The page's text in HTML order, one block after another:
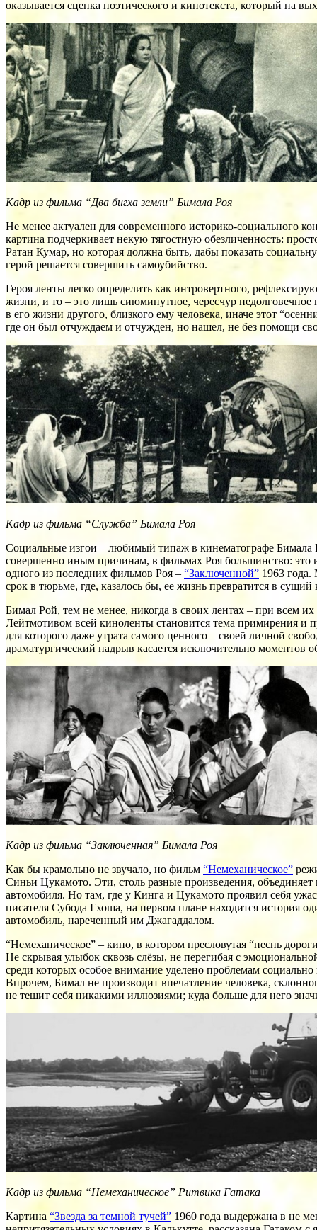
оказывается сцепка поэтического и кинотекста, который на
Кадр из фильма “Два бигха земли” Бимала Роя
Не менее актуален для современного историко-социального
картина подчеркивает некую тягостную обезличенность:
Ратан Кумар, но которая должна быть, дабы показать
герой решается совершить самоубийство.
Героя ленты легко определить как интровертного,
жизни, и то – это лишь сиюминутное, чересчур недолговечное
в его жизни другого, близкого ему человека, иначе этот
где он был отчуждаем и отчужден, но нашел, не без помощи
Кадр из фильма “Служба” Бимала Роя
Социальные изгои – любимый типаж в кинематографе Бимала
совершенно иным причинам, в фильмах Роя большинство: это
одного из последних фильмов Роя – “Заключенной” 1963
срок в тюрьме, где, казалось бы, ее жизнь превратится в
Бимал Рой, тем не менее, никогда в своих лентах – при всем
Лейтмотивом всей киноленты становится тема примирения и
для которого даже утрата самого ценного – своей личной
драматургический надрыв касается исключительно
Кадр из фильма “Заключенная” Бимала Роя
Как бы крамольно не звучало, но фильм “Немеханическое”
Синьи Цукамото. Эти, столь разные произведения,
автомобиля. Но там, где у Кинга и Цукамото проявил себя
писателя Субода Гхоша, на первом плане находится история
автомобиль, нареченный им Джагаддалом.
“Немеханическое” – кино, в котором пресловутая “песнь
Не скрывая улыбок сквозь слёзы, не перегибая с
среди которых особое внимание уделено проблемам
Впрочем, Бимал не производит впечатление человека,
не тешит себя никакими иллюзиями; куда больше для него
Кадр из фильма “Немеханическое” Ритвика Гатака
Картина “Звезда за темной тучей” 1960 года выдержана в не